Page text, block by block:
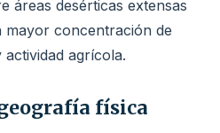
áreas desérticas extensas
mayor concentración de
agrícola.
física